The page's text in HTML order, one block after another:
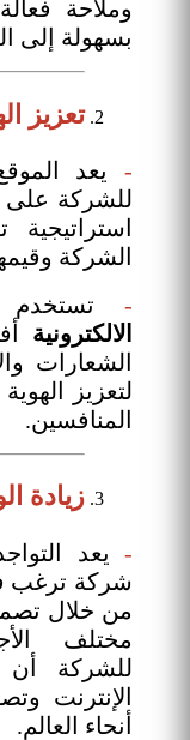
وملاحة
بسهولة إلى
تعزيز
-
يعد
للشركة على
الشركة
-
الالكترونية
الشعارات
لتعزيز
المنافسين.
زيادة
- يعد
شركة ترغب
من خلال
مختلف
للشركة
الإنترنت
أنحاء العالم.